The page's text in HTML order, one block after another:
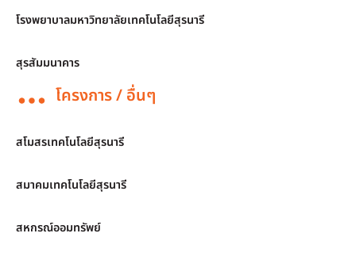
โรงพยาบาลมหาวิทยาลัยเทคโนโลยีสุรนารี
สุรสัมมนาคาร
โครงการ / อื่นๆ
สโมสรเทคโนโลยีสุรนารี
สมาคมเทคโนโลยีสุรนารี
สหกรณ์ออมทรัพย์